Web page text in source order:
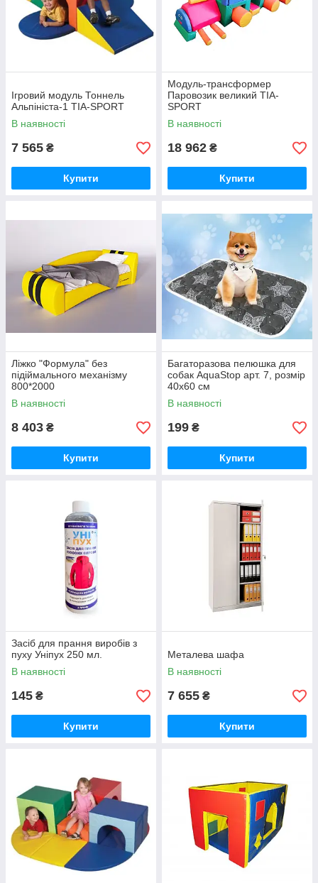
Ігровий модуль Тоннель
Альпініста-1 TIA-SPORT
В наявності
7 565 ₴
Купити
Модуль-трансформер
Паровозик великий TIA-
SPORT
В наявності
18 962 ₴
Купити
Ліжко "Формула" без
підіймального механізму
800*2000
В наявності
8 403 ₴
Купити
Багаторазова пелюшка для
собак AquaStop арт. 7, розмір
40х60 см
В наявності
199 ₴
Купити
Засіб для прання виробів з
пуху Уніпух 250 мл.
В наявності
145 ₴
Купити
Металева шафа
В наявності
7 655 ₴
Купити